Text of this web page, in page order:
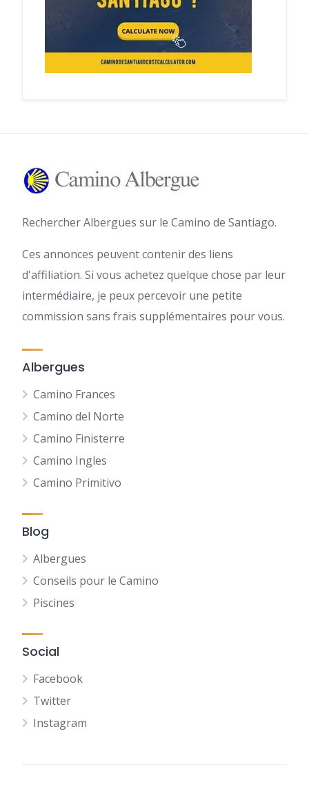
Rechercher Albergues sur le Camino de Santiago.
Ces annonces peuvent contenir des liens
d'affiliation. Si vous achetez quelque chose par leur
intermédiaire, je peux percevoir une petite
commission sans frais supplémentaires pour vous.
Albergues
Camino Frances
Camino del Norte
Camino Finisterre
Camino Ingles
Camino Primitivo
Blog
Albergues
Conseils pour le Camino
Piscines
Social
Facebook
Twitter
Instagram